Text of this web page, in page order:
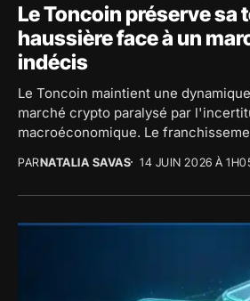
Le Toncoin préserve sa
haussière face à un
indécis
Le Toncoin maintient une
marché crypto paralysé par
macroéconomique. Le
PARNATALIA SAVAS 14 JUIN 2026 À